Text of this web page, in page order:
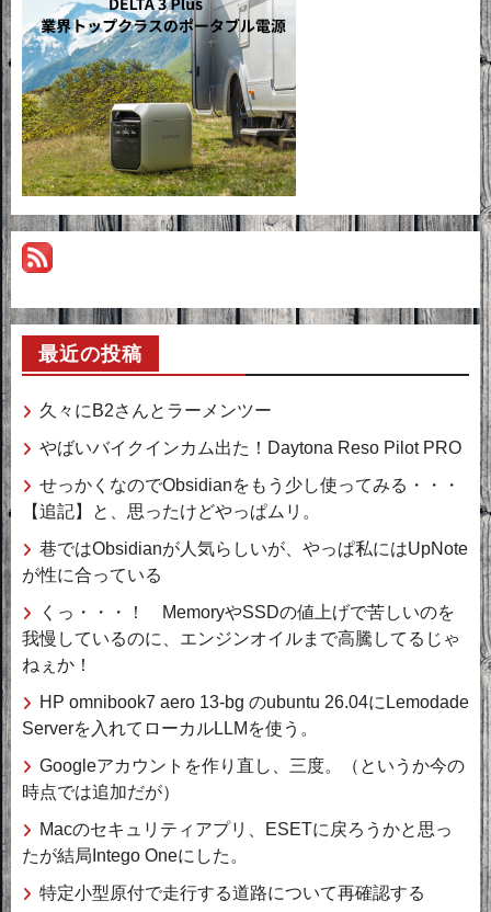
最近の投稿
久々にB2さんとラーメンツー
やばいバイクインカム出た！Daytona Reso Pilot PRO
せっかくなのでObsidianをもう少し使ってみる・・・
【追記】と、思ったけどやっぱムリ。
巷ではObsidianが人気らしいが、やっぱ私にはUpNote
が性に合っている
くっ・・・！ MemoryやSSDの値上げで苦しいのを
我慢しているのに、エンジンオイルまで高騰してるじゃ
ねぇか！
HP omnibook7 aero 13-bg のubuntu 26.04にLemodade
Serverを入れてローカルLLMを使う。
Googleアカウントを作り直し、三度。（というか今の
時点では追加だが）
Macのセキュリティアプリ、ESETに戻ろうかと思っ
たが結局Intego Oneにした。
特定小型原付で走行する道路について再確認する